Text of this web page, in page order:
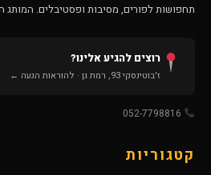
תחפושות לפורים, מסיבות ופסטיבלים.
רוצים להגיע אלינו?
ז'בוטינסקי 93, רמת גן · להוראות הגעה ←
קטגוריות